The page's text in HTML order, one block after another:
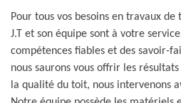
Pour tous vos besoins en travaux
J.T et son équipe sont à votre
compétences fiables et des savoir-
nous saurons vous offrir les
la qualité du toit, nous intervenons